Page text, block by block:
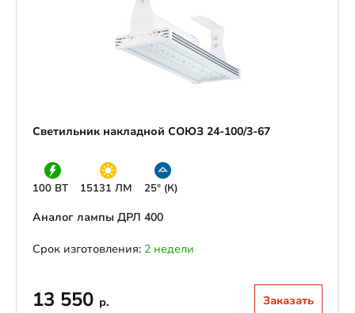
Светильник накладной СОЮЗ 24-100/3-67
100 ВТ 15131 ЛМ 25° (К)
Аналог лампы ДРЛ 400
Срок изготовления: 2 недели
13 550 р. Заказать